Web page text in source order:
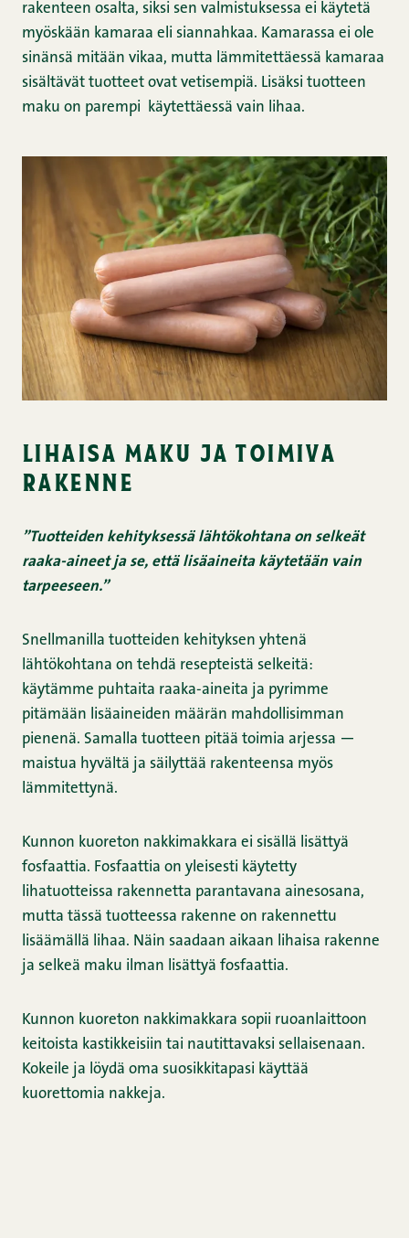
rakenteen osalta, siksi sen valmistuksessa ei käytetä
myöskään kamaraa eli siannahkaa. Kamarassa ei ole
sinänsä mitään vikaa, mutta lämmitettäessä kamaraa
sisältävät tuotteet ovat vetisempiä. Lisäksi tuotteen
maku on parempi käytettäessä vain lihaa.
lihaisa maku ja toimiva
rakenne
”Tuotteiden kehityksessä lähtökohtana on selkeät
raaka-aineet ja se, että lisäaineita käytetään vain
tarpeeseen.”
Snellmanilla tuotteiden kehityksen yhtenä
lähtökohtana on tehdä resepteistä selkeitä:
käytämme puhtaita raaka-aineita ja pyrimme
pitämään lisäaineiden määrän mahdollisimman
pienenä. Samalla tuotteen pitää toimia arjessa —
maistua hyvältä ja säilyttää rakenteensa myös
lämmitettynä.
Kunnon kuoreton nakkimakkara ei sisällä lisättyä
fosfaattia. Fosfaattia on yleisesti käytetty
lihatuotteissa rakennetta parantavana ainesosana,
mutta tässä tuotteessa rakenne on rakennettu
lisäämällä lihaa. Näin saadaan aikaan lihaisa rakenne
ja selkeä maku ilman lisättyä fosfaattia.
Kunnon kuoreton nakkimakkara sopii ruoanlaittoon
keitoista kastikkeisiin tai nautittavaksi sellaisenaan.
Kokeile ja löydä oma suosikkitapasi käyttää
kuorettomia nakkeja.